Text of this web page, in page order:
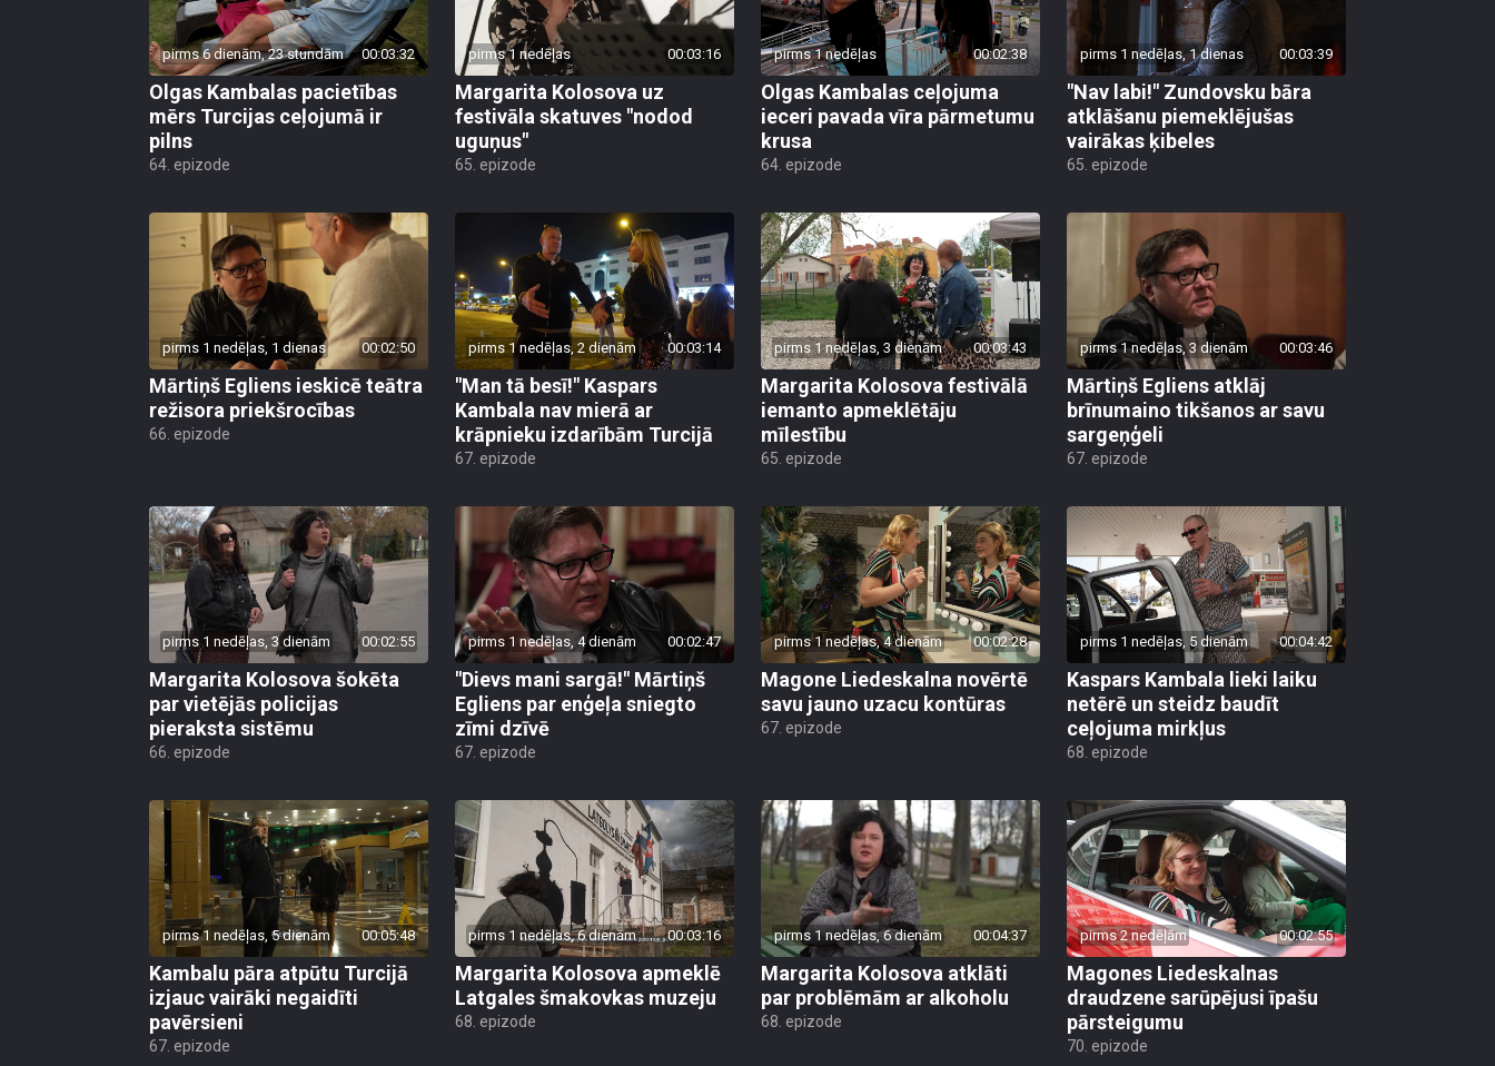
pirms 6 dienām, 23 stundām 00:03:32
Olgas Kambalas pacietības
mērs Turcijas ceļojumā ir
pilns
64. epizode
pirms 1 nedēļas 00:03:16
Margarita Kolosova uz
festivāla skatuves "nodod
uguņus"
65. epizode
pirms 1 nedēļas 00:02:38
Olgas Kambalas ceļojuma
ieceri pavada vīra pārmetumu
krusa
64. epizode
pirms 1 nedēļas, 1 dienas 00:03:39
"Nav labi!" Zundovsku bāra
atklāšanu piemeklējušas
vairākas ķibeles
65. epizode
pirms 1 nedēļas, 1 dienas 00:02:50
Mārtiņš Egliens ieskicē teātra
režisora priekšrocības
66. epizode
pirms 1 nedēļas, 2 dienām 00:03:14
"Man tā besī!" Kaspars
Kambala nav mierā ar
krāpnieku izdarībām Turcijā
67. epizode
pirms 1 nedēļas, 3 dienām 00:03:43
Margarita Kolosova festivālā
iemanto apmeklētāju
mīlestību
65. epizode
pirms 1 nedēļas, 3 dienām 00:03:46
Mārtiņš Egliens atklāj
brīnumaino tikšanos ar savu
sargeņģeli
67. epizode
pirms 1 nedēļas, 3 dienām 00:02:55
Margarita Kolosova šokēta
par vietējās policijas
pieraksta sistēmu
66. epizode
pirms 1 nedēļas, 4 dienām 00:02:47
"Dievs mani sargā!" Mārtiņš
Egliens par enģeļa sniegto
zīmi dzīvē
67. epizode
pirms 1 nedēļas, 4 dienām 00:02:28
Magone Liedeskalna novērtē
savu jauno uzacu kontūras
67. epizode
pirms 1 nedēļas, 5 dienām 00:04:42
Kaspars Kambala lieki laiku
netērē un steidz baudīt
ceļojuma mirkļus
68. epizode
pirms 1 nedēļas, 5 dienām 00:05:48
Kambalu pāra atpūtu Turcijā
izjauc vairāki negaidīti
pavērsieni
67. epizode
pirms 1 nedēļas, 6 dienām 00:03:16
Margarita Kolosova apmeklē
Latgales šmakovkas muzeju
68. epizode
pirms 1 nedēļas, 6 dienām 00:04:37
Margarita Kolosova atklāti
par problēmām ar alkoholu
68. epizode
pirms 2 nedēļām 00:02:55
Magones Liedeskalnas
draudzene sarūpējusi īpašu
pārsteigumu
70. epizode